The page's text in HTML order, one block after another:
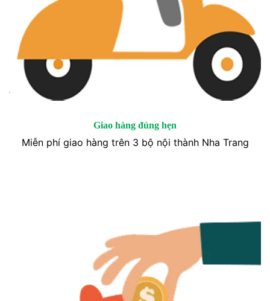
Giao hàng đúng hẹn
Miễn phí giao hàng trên 3 bộ nội thành Nha Trang